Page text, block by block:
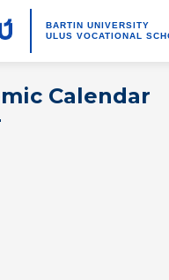
BARTIN UNIVERSITY
ULUS VOCATIONAL
Calendar